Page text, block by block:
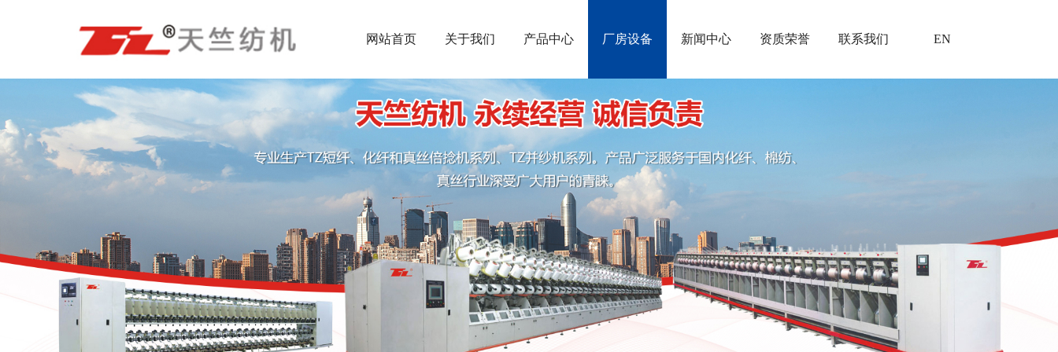
网站首页 关于我们 产品中心 厂房设备 新闻中心 资质荣誉 联系我们 EN